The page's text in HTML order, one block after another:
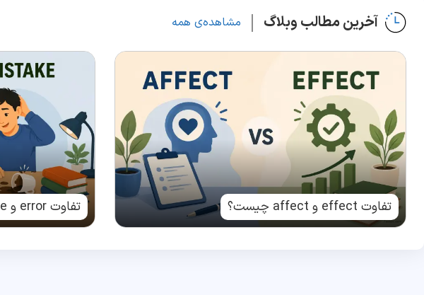
آخرین مطالب وبلاگ مشاهده‌ی همه
تفاوت effect و affect چیست؟ تفاوت error و mistake چیست؟